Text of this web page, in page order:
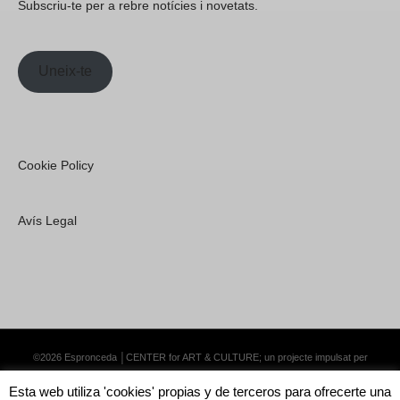
Subscriu-te per a rebre notícies i novetats.
Uneix-te
Cookie Policy
Avís Legal
©2026 Espronceda │CENTER for ART & CULTURE; un projecte impulsat per
Esta web utiliza 'cookies' propias y de terceros para ofrecerte una